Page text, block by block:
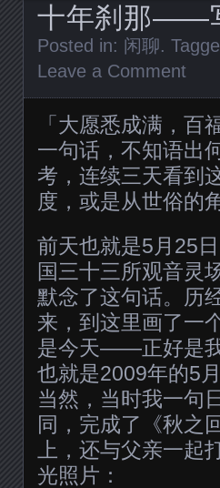
十年刹那——
Posted in: 闲聊.
Leave a Comment
「大愿悉成满，
一句话，不知语出
考，连续三天看到
度，或是从世俗的
前天也就是5月25
国三十三所观音灵
默念了这句话。历
来，到这里画了一
是今天——正好是
也就是2009年的5
当然，当时我一句
同，完成了《秋之
上，还与父亲一
光照片：